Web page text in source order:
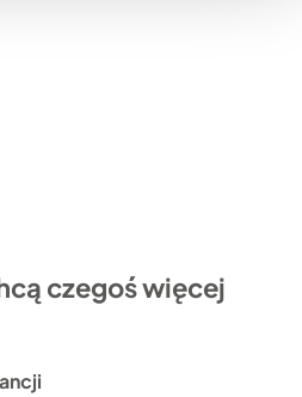
czegoś więcej